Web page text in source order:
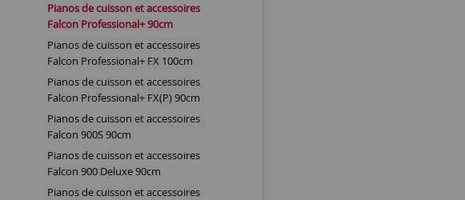
Pianos de cuisson et accessoires
Falcon Professional+ 90cm
Pianos de cuisson et accessoires
Falcon Professional+ FX 100cm
Pianos de cuisson et accessoires
Falcon Professional+ FX(P) 90cm
Pianos de cuisson et accessoires
Falcon 900S 90cm
Pianos de cuisson et accessoires
Falcon 900 Deluxe 90cm
Pianos de cuisson et accessoires